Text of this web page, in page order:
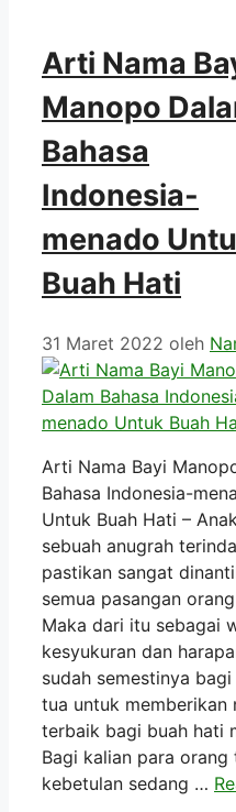
Arti Nama
Manopo
Bahasa
Indonesia-
menado
Buah Hati
31 Maret 2022 oleh
Arti Nama Bayi
Bahasa Indonesia-
Untuk Buah Hati –
sebuah anugrah
pastikan sangat
semua pasangan
Maka dari itu sebagai
kesyukuran dan
sudah semestinya
tua untuk memberikan
terbaik bagi buah hati
Bagi kalian para orang
kebetulan sedang …